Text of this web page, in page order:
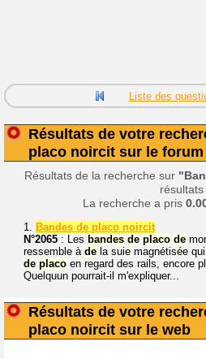
Liste des
Résultats de votre
placo noircit sur le
Résultats de la recherche sur
résultats
La recherche a pris
1. Bandes de placo noircit
N°2065 : Les bandes de placo de
ressemble à de la suie magnétisée
de placo en regard des rails, encore
Quelquun pourrait-il m'expliquer...
Résultats de votre
placo noircit sur le web